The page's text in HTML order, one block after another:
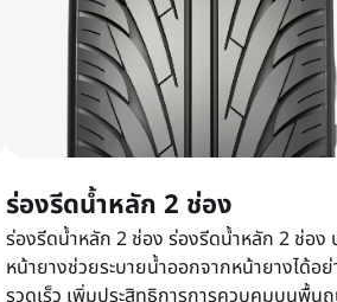
ร่องรีดน้ำหลัก 2 ช่อง
ร่องรีดน้ำหลัก 2 ช่อง ร่องรีดน้ำหลัก 2 ช่อง
หน้ายางช่วยระบายน้ำออกจากหน้ายางได้อย่
รวดเร็ว เพิ่มประสิทธิการการควบคุมบนพื้น